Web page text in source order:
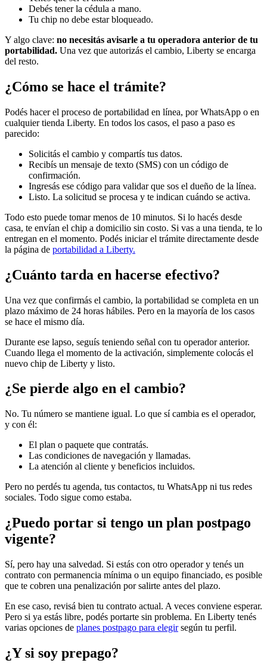
Debés tener la cédula a mano.
Tu chip no debe estar bloqueado.
Y algo clave: no necesitás avisarle a tu operadora anterior de tu
portabilidad. Una vez que autorizás el cambio, Liberty se encarga
del resto.
¿Cómo se hace el trámite?
Podés hacer el proceso de portabilidad en línea, por WhatsApp o en
cualquier tienda Liberty. En todos los casos, el paso a paso es
parecido:
Solicitás el cambio y compartís tus datos.
Recibís un mensaje de texto (SMS) con un código de
confirmación.
Ingresás ese código para validar que sos el dueño de la línea.
Listo. La solicitud se procesa y te indican cuándo se activa.
Todo esto puede tomar menos de 10 minutos. Si lo hacés desde
casa, te envían el chip a domicilio sin costo. Si vas a una tienda, te lo
entregan en el momento. Podés iniciar el trámite directamente desde
la página de portabilidad a Liberty.
¿Cuánto tarda en hacerse efectivo?
Una vez que confirmás el cambio, la portabilidad se completa en un
plazo máximo de 24 horas hábiles. Pero en la mayoría de los casos
se hace el mismo día.
Durante ese lapso, seguís teniendo señal con tu operador anterior.
Cuando llega el momento de la activación, simplemente colocás el
nuevo chip de Liberty y listo.
¿Se pierde algo en el cambio?
No. Tu número se mantiene igual. Lo que sí cambia es el operador,
y con él:
El plan o paquete que contratás.
Las condiciones de navegación y llamadas.
La atención al cliente y beneficios incluidos.
Pero no perdés tu agenda, tus contactos, tu WhatsApp ni tus redes
sociales. Todo sigue como estaba.
¿Puedo portar si tengo un plan postpago
vigente?
Sí, pero hay una salvedad. Si estás con otro operador y tenés un
contrato con permanencia mínima o un equipo financiado, es posible
que te cobren una penalización por salirte antes del plazo.
En ese caso, revisá bien tu contrato actual. A veces conviene esperar.
Pero si ya estás libre, podés portarte sin problema. En Liberty tenés
varias opciones de planes postpago para elegirsegún tu perfil.
¿Y si soy prepago?